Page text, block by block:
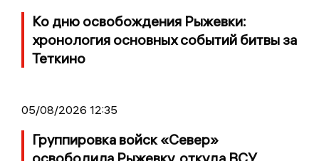
Ко дню освобождения Рыжевки:
хронология основных событий битвы за
Теткино
05/08/2026 12:35
Группировка войск «Север»